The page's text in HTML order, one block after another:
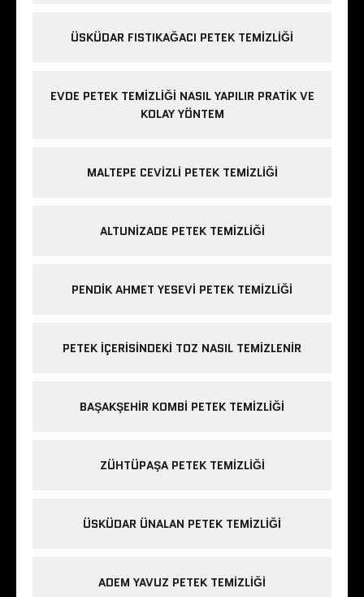
ÜSKÜDAR FISTIKAĞACI PETEK TEMIZLIĞI
EVDE PETEK TEMIZLIĞI NASIL YAPILIR PRATIK VE
KOLAY YÖNTEM
MALTEPE CEVIZLI PETEK TEMIZLIĞI
ALTUNIZADE PETEK TEMIZLIĞI
PENDIK AHMET YESEVI PETEK TEMIZLIĞI
PETEK IÇERISINDEKI TOZ NASIL TEMIZLENIR
BAŞAKŞEHIR KOMBI PETEK TEMIZLIĞI
ZÜHTÜPAŞA PETEK TEMIZLIĞI
ÜSKÜDAR ÜNALAN PETEK TEMIZLIĞI
ADEM YAVUZ PETEK TEMIZLIĞI